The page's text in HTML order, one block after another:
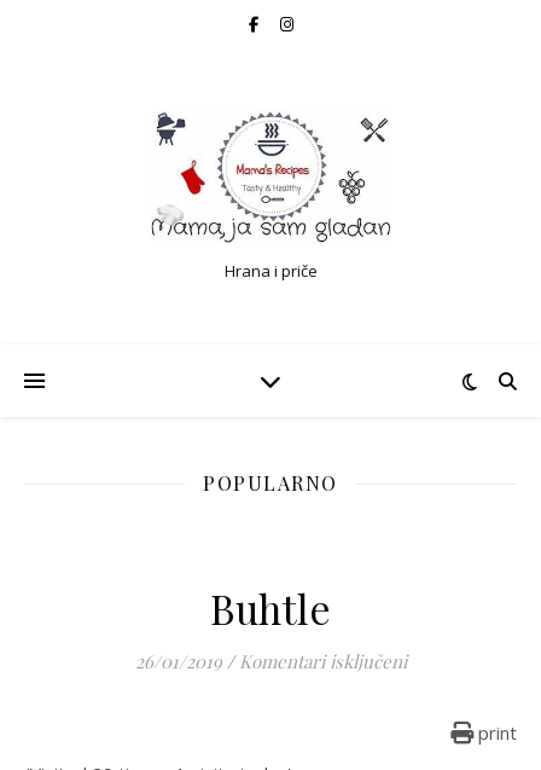
Hrana i priče
POPULARNO
Buhtle
26/01/2019 / Komentari isključeniza Buhtle
print